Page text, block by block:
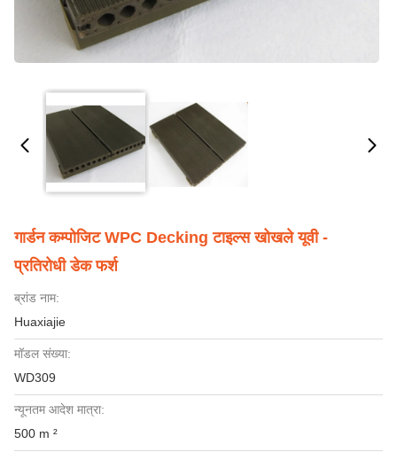
गार्डन कम्पोजिट WPC Decking टाइल्स खोखले यूवी -
प्रतिरोधी डेक फर्श
ब्रांड नाम:
Huaxiajie
मॉडल संख्या:
WD309
न्यूनतम आदेश मात्रा:
500 m ²